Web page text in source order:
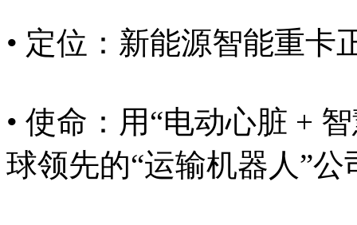
• 定位：新能源智能重卡
• 使命：用“电动心脏 +
球领先的“运输机器人”公